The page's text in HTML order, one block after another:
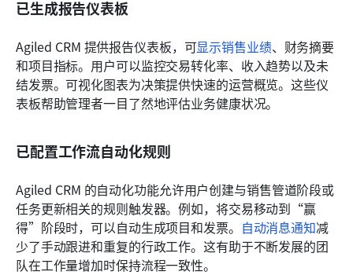
已生成报告仪表板
Agiled CRM 提供报告仪表板，可显示销售业绩、财务摘要
和项目指标。用户可以监控交易转化率、收入趋势以及未
结发票。可视化图表为决策提供快速的运营概览。这些仪
表板帮助管理者一目了然地评估业务健康状况。
已配置工作流自动化规则
Agiled CRM 的自动化功能允许用户创建与销售管道阶段或
任务更新相关的规则触发器。例如，将交易移动到“赢
得”阶段时，可以自动生成项目和发票。 自动消息通知减
少了手动跟进和重复的行政工作。这有助于不断发展的团
队在工作量增加时保持流程一致性。